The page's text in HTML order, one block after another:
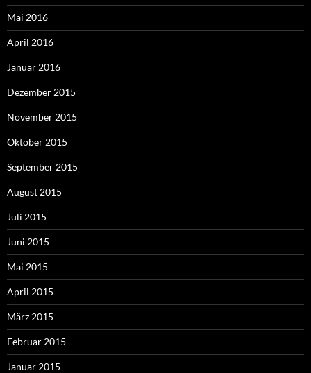
Mai 2016
April 2016
Januar 2016
Dezember 2015
November 2015
Oktober 2015
September 2015
August 2015
Juli 2015
Juni 2015
Mai 2015
April 2015
März 2015
Februar 2015
Januar 2015